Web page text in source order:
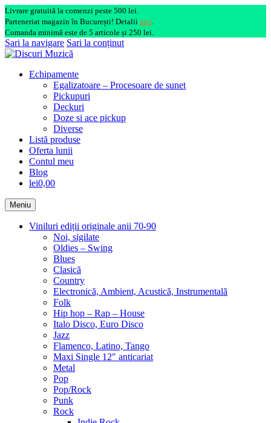
Livrare gratuită la comenzi peste 500 lei.
Parteneriat magazin în București! Detalii aici.
Comanda minimă este de 5 articole și 250 lei.
Sari la navigare Sari la conținut
Echipamente
Egalizatoare – Procesoare de sunet
Pickupuri
Deckuri
Doze si ace pickup
Diverse
Listă produse
Oferta lunii
Contul meu
Blog
lei0,00
Meniu
Viniluri ediții originale anii 70-90
Noi, sigilate
Oldies – Swing
Blues
Clasică
Country
Electronică, Ambient, Acustică, Instrumentală
Folk
Hip hop – Rap – House
Italo Disco, Euro Disco
Jazz
Flamenco, Latino, Tango
Maxi Single 12″ anticariat
Metal
Pop
Pop/Rock
Punk
Rock